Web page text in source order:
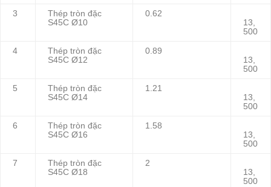
3
Thép tròn đặc
S45C Ø10
0.62
13,
500
4
Thép tròn đặc
S45C Ø12
0.89
13,
500
5
Thép tròn đặc
S45C Ø14
1.21
13,
500
6
Thép tròn đặc
S45C Ø16
1.58
13,
500
7
Thép tròn đặc
S45C Ø18
2
13,
500